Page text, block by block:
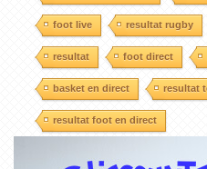
foot live resultat rugby
resultat foot direct
basket en direct resultat
resultat foot en direct